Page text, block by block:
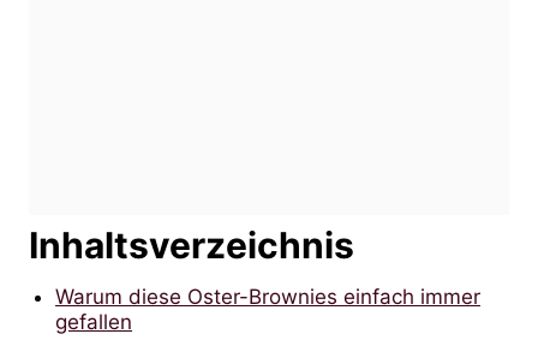
Inhaltsverzeichnis
Warum diese Oster-Brownies einfach immer
gefallen